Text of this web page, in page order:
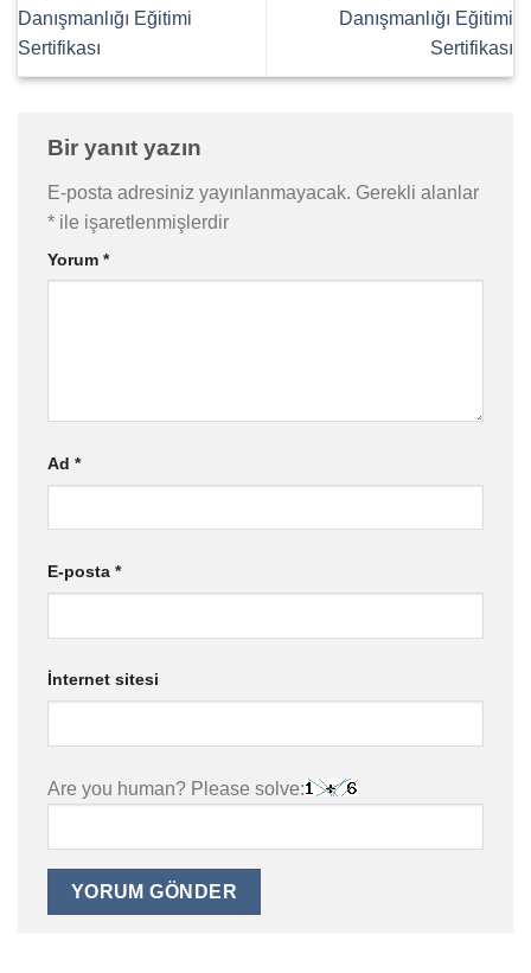
Danışmanlığı Eğitimi
Sertifikası
Danışmanlığı Eğitimi
Sertifikası
Bir yanıt yazın
E-posta adresiniz yayınlanmayacak. Gerekli alanlar
* ile işaretlenmişlerdir
Yorum *
Ad *
E-posta *
İnternet sitesi
Are you human? Please solve: